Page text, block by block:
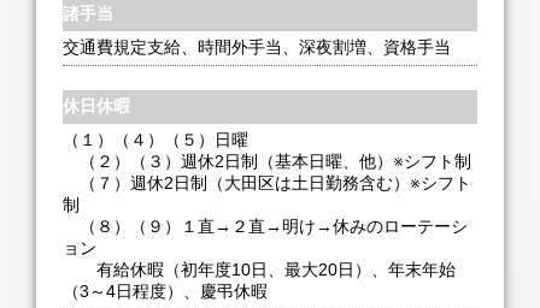
諸手当
交通費規定支給、時間外手当、深夜割増、資格手当
休日休暇
（１）（４）（５）日曜
（２）（３）週休2日制（基本日曜、他）※シフト制
（７）週休2日制（大田区は土日勤務含む）※シフト
制
（８）（９）１直→２直→明け→休みのローテーシ
ョン
有給休暇（初年度10日、最大20日）、年末年始
（3～4日程度）、慶弔休暇